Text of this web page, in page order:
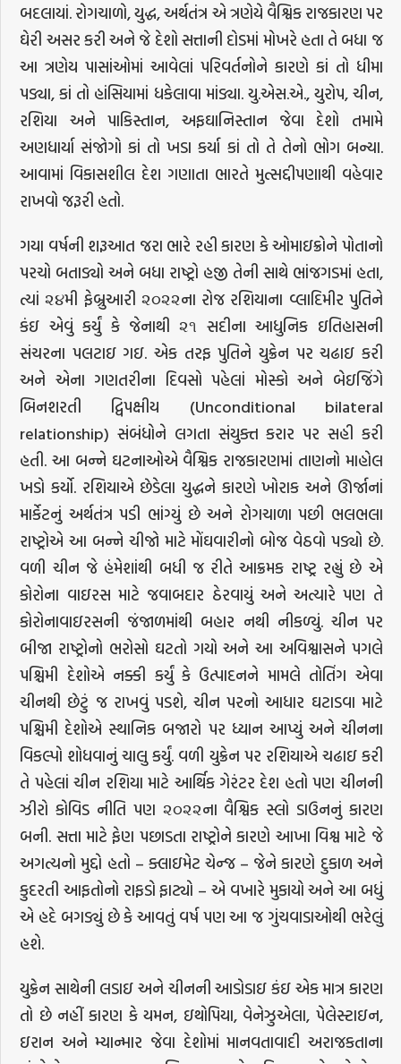
બદલાયાં. રોગચાળો, યુદ્ધ, અર્થતંત્ર એ ત્રણેયે વૈશ્વિક રાજકારણ પર
ઘેરી અસર કરી અને જે દેશો સત્તાની દોડમાં મોખરે હતા તે બધા જ
આ ત્રણેય પાસાંઓમાં આવેલાં પરિવર્તનોને કારણે કાં તો ધીમા
પડ્યા, કાં તો હાંસિયામાં ધકેલાવા માંડ્યા. યુ.એસ.એ., યુરોપ, ચીન,
રશિયા અને પાકિસ્તાન, અફઘાનિસ્તાન જેવા દેશો તમામે
અણધાર્યા સંજોગો કાં તો ખડા કર્યા કાં તો તે તેનો ભોગ બન્યા.
આવામાં વિકાસશીલ દેશ ગણાતા ભારતે મુત્સદ્દીપણાથી વહેવાર
રાખવો જરૂરી હતો.
ગયા વર્ષની શરૂઆત જરા ભારે રહી કારણ કે ઓમાઇક્રોને પોતાનો
પરચો બતાડ્યો અને બધા રાષ્ટ્રો હજી તેની સાથે ભાંજગડમાં હતા,
ત્યાં ૨૪મી ફેબ્રુઆરી ૨૦૨૨ના રોજ રશિયાના વ્લાદિમીર પુતિને
કંઇ એવું કર્યું કે જેનાથી ૨૧ સદીના આધુનિક ઇતિહાસની
સંચરના પલટાઇ ગઇ. એક તરફ પુતિને યુક્રેન પર ચઢાઇ કરી
અને એના ગણતરીના દિવસો પહેલાં મોસ્કો અને બેઇજિંગે
બિનશરતી દ્વિપક્ષીય (Unconditional bilateral
relationship) સંબંધોને લગતા સંયુક્ત કરાર પર સહી કરી
હતી. આ બન્ને ઘટનાઓએ વૈશ્વિક રાજકારણમાં તાણનો માહોલ
ખડો કર્યો. રશિયાએ છેડેલા યુદ્ધને કારણે ખોરાક અને ઊર્જાનાં
માર્કેટનું અર્થતંત્ર પડી ભાંગ્યું છે અને રોગચાળા પછી ભલભલા
રાષ્ટ્રોએ આ બન્ને ચીજો માટે મોંઘવારીનો બોજ વેઠવો પડ્યો છે.
વળી ચીન જે હંમેશાંથી બધી જ રીતે આક્રમક રાષ્ટ્ર રહ્યું છે એ
કોરોના વાઇરસ માટે જવાબદાર ઠેરવાયું અને અત્યારે પણ તે
કોરોનાવાઇરસની જંજાળમાંથી બહાર નથી નીકળ્યું. ચીન પર
બીજા રાષ્ટ્રોનો ભરોસો ઘટતો ગયો અને આ અવિશ્વાસને પગલે
પશ્ચિમી દેશોએ નક્કી કર્યું કે ઉત્પાદનને મામલે તોતિંગ એવા
ચીનથી છેટું જ રાખવું પડશે, ચીન પરનો આધાર ઘટાડવા માટે
પશ્ચિમી દેશોએ સ્થાનિક બજારો પર ધ્યાન આપ્યું અને ચીનના
વિકલ્પો શોધવાનું ચાલુ કર્યું. વળી યુક્રેન પર રશિયાએ ચઢાઇ કરી
તે પહેલાં ચીન રશિયા માટે આર્થિક ગેરંટર દેશ હતો પણ ચીનની
ઝીરો કોવિડ નીતિ પણ ૨૦૨૨ના વૈશ્વિક સ્લો ડાઉનનું કારણ
બની. સત્તા માટે ફેણ પછાડતા રાષ્ટ્રોને કારણે આખા વિશ્વ માટે જે
અગત્યનો મુદ્દો હતો – ક્લાઇમેટ ચેન્જ – જેને કારણે દુકાળ અને
કુદરતી આફતોનો રાફડો ફાટ્યો – એ વખારે મુકાયો અને આ બધું
એ હદે બગડ્યું છે કે આવતું વર્ષ પણ આ જ ગુંચવાડાઓથી ભરેલું
હશે.
યુક્રેન સાથેની લડાઇ અને ચીનની આડોડાઇ કંઇ એક માત્ર કારણ
તો છે નહીં કારણ કે યમન, ઇથોપિયા, વેનેઝુએલા, પેલેસ્ટાઇન,
ઇરાન અને મ્યાન્માર જેવા દેશોમાં માનવતાવાદી અરાજકતાના